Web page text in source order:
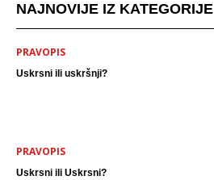
NAJNOVIJE IZ KATEGORIJE
PRAVOPIS
Uskrsni ili uskršnji?
PRAVOPIS
Uskrsni ili Uskrsni?